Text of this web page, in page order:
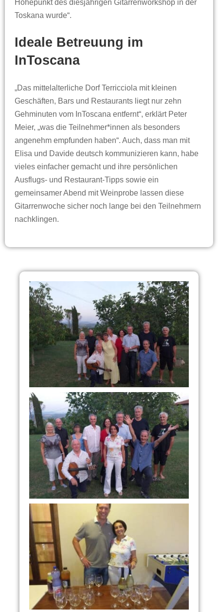
Höhepunkt des diesjährigen Gitarrenworkshop in der
Toskana wurde“.
Ideale Betreuung im
InToscana
„Das mittelalterliche Dorf Terricciola mit kleinen
Geschäften, Bars und Restaurants liegt nur zehn
Gehminuten vom InToscana entfernt“, erklärt Peter
Meier, „was die Teilnehmer*innen als besonders
angenehm empfunden haben“. Auch, dass man mit
Elisa und Davide deutsch kommunizieren kann, habe
vieles einfacher gemacht und ihre persönlichen
Ausflugs- und Restaurant-Tipps sowie ein
gemeinsamer Abend mit Weinprobe lassen diese
Gitarrenwoche sicher noch lange bei den Teilnehmern
nachklingen.